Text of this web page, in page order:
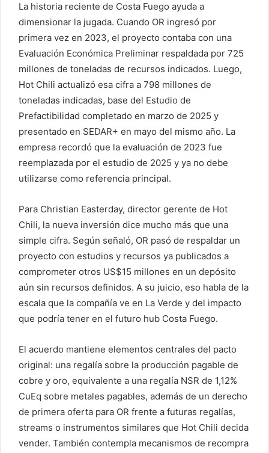
La historia reciente de Costa Fuego ayuda a
dimensionar la jugada. Cuando OR ingresó por
primera vez en 2023, el proyecto contaba con una
Evaluación Económica Preliminar respaldada por 725
millones de toneladas de recursos indicados. Luego,
Hot Chili actualizó esa cifra a 798 millones de
toneladas indicadas, base del Estudio de
Prefactibilidad completado en marzo de 2025 y
presentado en SEDAR+ en mayo del mismo año. La
empresa recordó que la evaluación de 2023 fue
reemplazada por el estudio de 2025 y ya no debe
utilizarse como referencia principal.
Para Christian Easterday, director gerente de Hot
Chili, la nueva inversión dice mucho más que una
simple cifra. Según señaló, OR pasó de respaldar un
proyecto con estudios y recursos ya publicados a
comprometer otros US$15 millones en un depósito
aún sin recursos definidos. A su juicio, eso habla de la
escala que la compañía ve en La Verde y del impacto
que podría tener en el futuro hub Costa Fuego.
El acuerdo mantiene elementos centrales del pacto
original: una regalía sobre la producción pagable de
cobre y oro, equivalente a una regalía NSR de 1,12%
CuEq sobre metales pagables, además de un derecho
de primera oferta para OR frente a futuras regalías,
streams o instrumentos similares que Hot Chili decida
vender. También contempla mecanismos de recompra